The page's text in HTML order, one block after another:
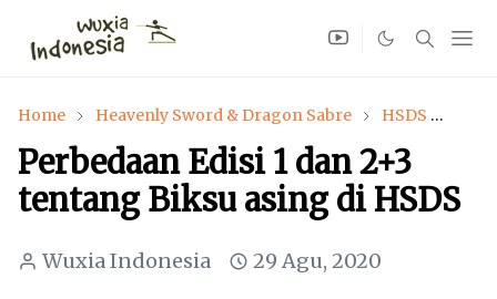
Home Heavenly Sword & Dragon Sabre HSDS
Perbedaan Edisi 1 dan 2+3
tentang Biksu asing di HSDS
Wuxia Indonesia 29 Agu, 2020